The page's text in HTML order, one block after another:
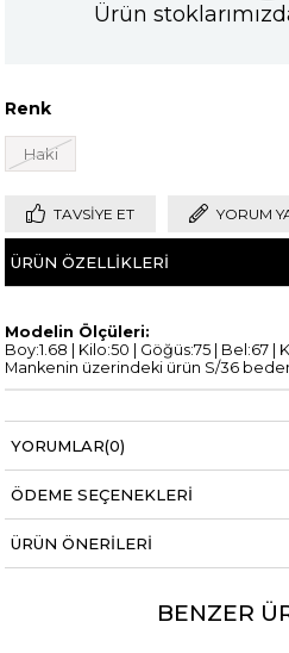
Ürün
Renk
Haki
TAVSIYE ET YORUM
ÜRÜN ÖZELLIKLERI
Modelin Ölçüleri:
Boy:1.68 | Kilo:50 | Göğüs:75 | Bel:67 |
Mankenin üzerindeki ürün S/36
YORUMLAR(0)
ÖDEME SEÇENEKLERI
ÜRÜN ÖNERILERI
BENZER